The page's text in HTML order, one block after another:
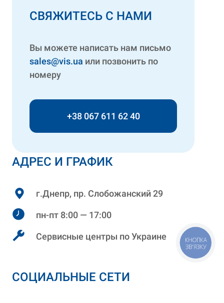
АДРЕС И ГРАФИК
г.Днепр, пр. Слобожанский 29
пн-пт 8:00 — 17:00
Сервисные центры по Украине
СОЦИАЛЬНЫЕ СЕТИ
СВЯЖИТЕСЬ С НАМИ
Вы можете написать нам письмо
sales@vis.ua или позвонить по
номеру
+38 067 611 62 40
КНОПКА
ЗВ'ЯЗКУ